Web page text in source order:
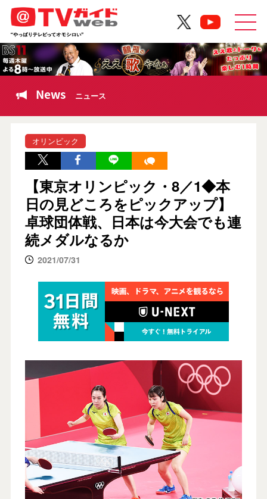
News ニュース
オリンピック
【東京オリンピック・8／1◆本
日の見どころをピックアップ】
卓球団体戦、日本は今大会でも連
続メダルなるか
2021/07/31